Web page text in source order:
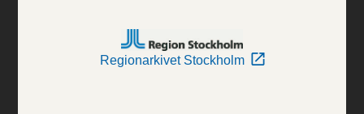
Regionarkivet Stockholm